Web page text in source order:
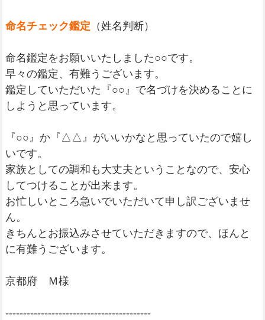
命名チェック鑑定 （姓名判断）
命名鑑定をお願いいたしました○○です。
早々の鑑定、有難うございます。
鑑定していただいた『○○』で名づけを決めることに
しようと思っています。
『○○』か『△△』がいいかなと思っていたので嬉し
いです。
家族としての調和も大丈夫ということなので、安心
してつけることが出来ます。
お忙しいところ急いでいただいて申し訳ございませ
ん。
きちんとお振込みさせていただきますので、ほんと
に有難うございます。
京都府 Ｍ様
-----------------------------------------